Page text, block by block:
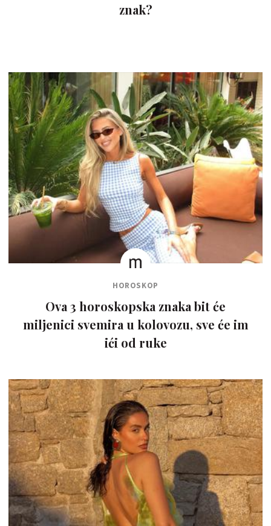
znak?
HOROSKOP
Ova 3 horoskopska znaka bit će
miljenici svemira u kolovozu, sve će im
ići od ruke